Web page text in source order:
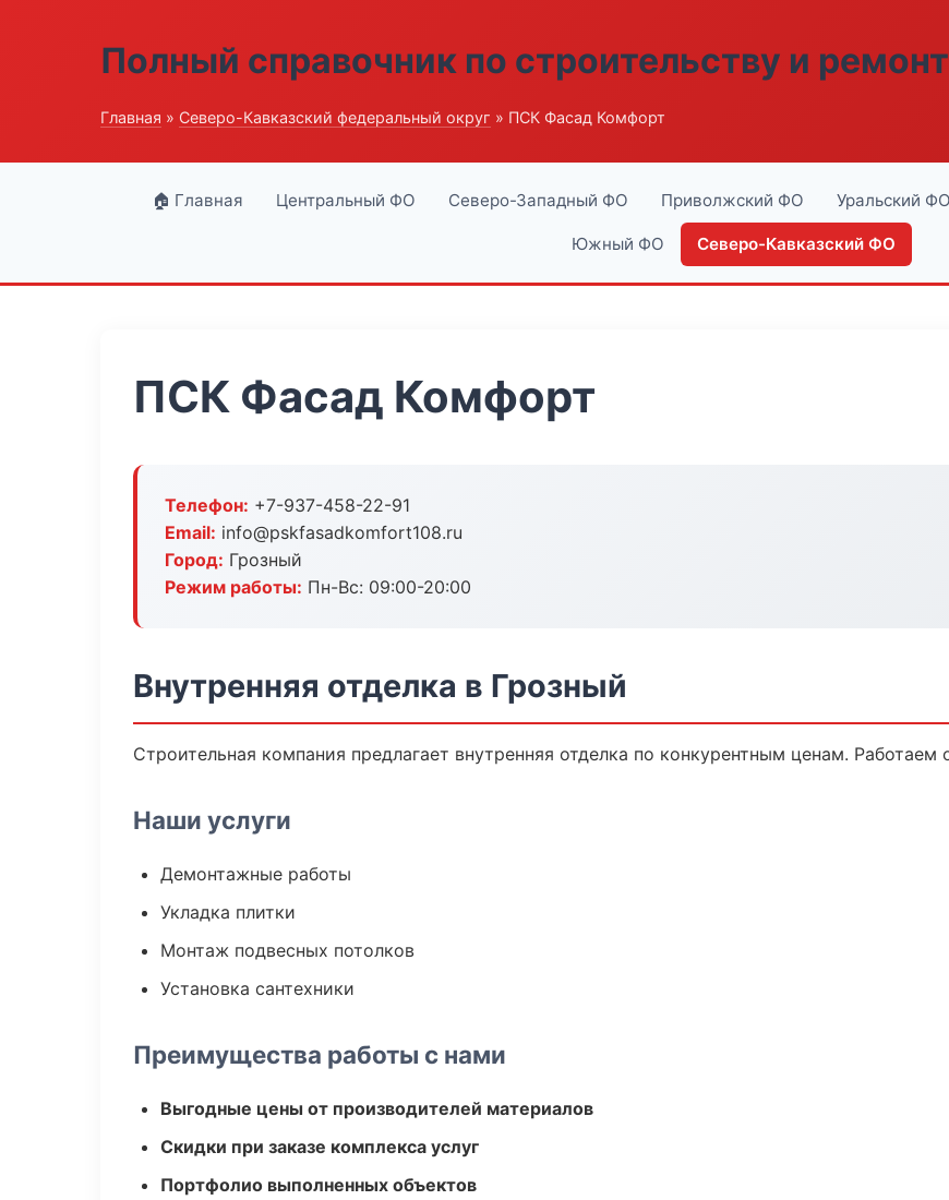
Полный справочник по строительству и
Главная » Северо-Кавказский федеральный округ » ПСК Фасад Комфорт
🏠 Главная Центральный ФО Северо-Западный ФО Приволжский ФО Уральский ФО
Южный ФО Северо-Кавказский ФО
ПСК Фасад Комфорт
Телефон: +7-937-458-22-91
Email: info@pskfasadkomfort108.ru
Город: Грозный
Режим работы: Пн-Вс: 09:00-20:00
Внутренняя отделка в Грозный
Строительная компания предлагает внутренняя отделка по конкурентным ценам.
Наши услуги
Демонтажные работы
Укладка плитки
Монтаж подвесных потолков
Установка сантехники
Преимущества работы с нами
Выгодные цены от производителей материалов
Скидки при заказе комплекса услуг
Портфолио выполненных объектов